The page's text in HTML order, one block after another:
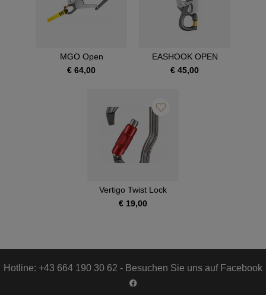
MGO Open
€ 64,00
EASHOOK OPEN
€ 45,00
Vertigo Twist Lock
€ 19,00
Hotline: +43 664 190 30 62 - Besuchen Sie uns auf Facebook